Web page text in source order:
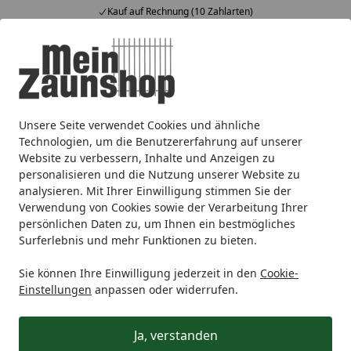
Unsere Seite verwendet Cookies und ähnliche
Technologien, um die Benutzererfahrung auf unserer
Website zu verbessern, Inhalte und Anzeigen zu
personalisieren und die Nutzung unserer Website zu
analysieren. Mit Ihrer Einwilligung stimmen Sie der
Verwendung von Cookies sowie der Verarbeitung Ihrer
persönlichen Daten zu, um Ihnen ein bestmögliches
Surferlebnis und mehr Funktionen zu bieten.
Sie können Ihre Einwilligung jederzeit in den Cookie-
Einstellungen anpassen oder widerrufen.
Ja, verstanden
Kauf auf Rechnung (10 Zahlarten)
Alle Produkte
Mein Konto
Suchen
Startseite
Metallzaun Maschendrahtzaun GAH Maschendraht
GAH Maschendraht
Jetzt mit10% Rabatt auf alle GAH Alberts Artikel. Der
Rabatt wird direkt im Warenkorb abgezogen.
Ihre Artikelübersicht